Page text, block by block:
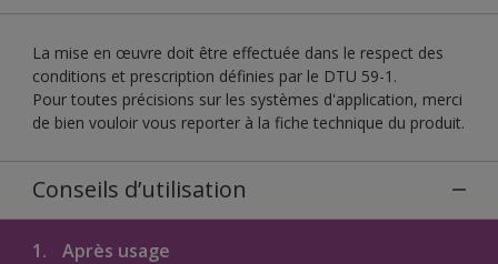
La mise en œuvre doit être effectuée dans le respect des
conditions et prescription définies par le DTU 59-1.
Pour toutes précisions sur les systèmes d'application, merci
de bien vouloir vous reporter à la fiche technique du produit.
Conseils d’utilisation
1. Après usage